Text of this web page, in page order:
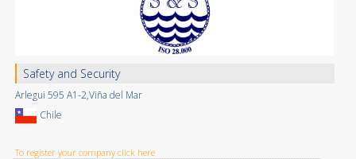
Safety and Security
Arlegui 595 A1-2,Viña del Mar
Chile
To register your company click here